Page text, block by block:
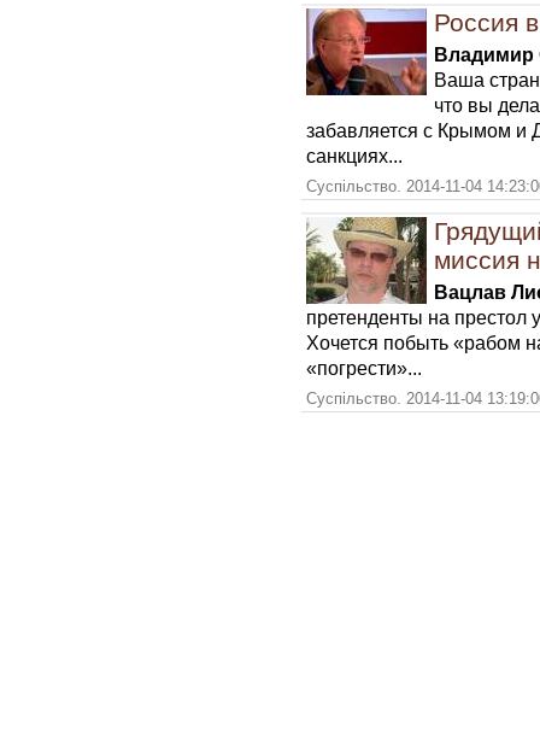
Россия
Владимир
Ваша
что вы
забавляется с Крымом и
санкциях...
Суспільство. 2014-11-04
миссия
Вацлав
претенденты на
Хочется побыть «рабом
«погрести»...
Суспільство. 2014-11-04